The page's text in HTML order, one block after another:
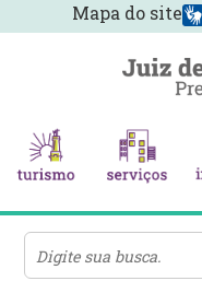
Mapa do site